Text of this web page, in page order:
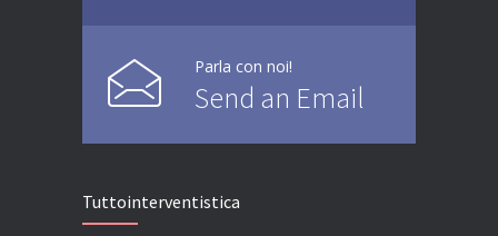
Parla con noi!
Send an Email
Tuttointerventistica